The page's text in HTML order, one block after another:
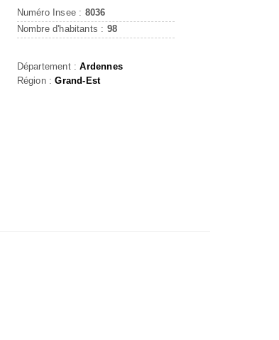
Numéro Insee : 8036
Nombre d'habitants : 98
Département :Ardennes
Région :Grand-Est